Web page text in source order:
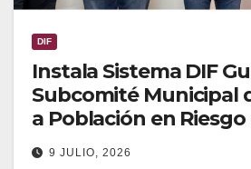
DIF
Instala Sistema DIF
Subcomité Municipal
a Población en
de Emergencia
9 JULIO, 2026